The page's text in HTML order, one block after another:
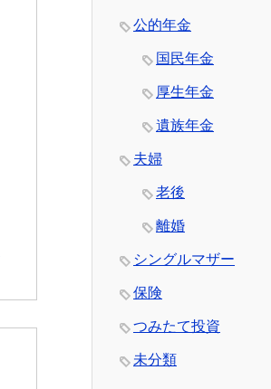
公的年金
国民年金
厚生年金
遺族年金
夫婦
老後
離婚
シングルマザー
保険
つみたて投資
未分類